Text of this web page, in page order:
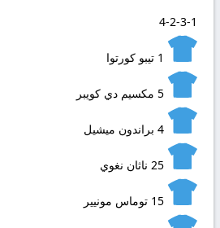
4-2-3-1
1 تيبو كورتوا
5 مكسيم دي كويبر
4 براندون ميشيل
25 ناثان نغوي
15 توماس مونيير